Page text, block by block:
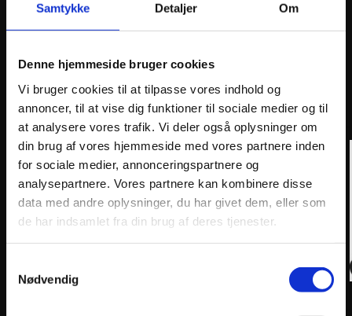
Samtykke Detaljer Om
Denne hjemmeside bruger cookies
Vi bruger cookies til at tilpasse vores indhold og
annoncer, til at vise dig funktioner til sociale medier og til
at analysere vores trafik. Vi deler også oplysninger om
din brug af vores hjemmeside med vores partnere inden
for sociale medier, annonceringspartnere og
analysepartnere. Vores partnere kan kombinere disse
data med andre oplysninger, du har givet dem, eller som
de har indsamlet fra din brug af deres tjenester.
Nødvendig
Brake Rotor Floating Flame Alu Black
ANDRE INTERESSANTE VARER